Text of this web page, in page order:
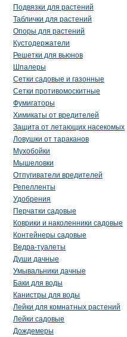
Подвязки для растений
Таблички для растений
Опоры для растений
Кустодержатели
Решетки для вьюнов
Шпалеры
Сетки садовые и газонные
Сетки противомоскитные
Фумигаторы
Химикаты от вредителей
Защита от летающих насекомых
Ловушки от тараканов
Мухобойки
Мышеловки
Отпугиватели вредителей
Репелленты
Удобрения
Перчатки садовые
Коврики и наколенники садовые
Контейнеры садовые
Ведра-туалеты
Души дачные
Умывальники дачные
Баки для воды
Канистры для воды
Лейки для комнатных растений
Лейки садовые
Дождемеры